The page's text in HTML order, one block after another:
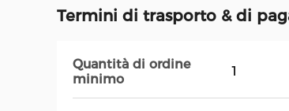
Termini di trasporto & di
Quantità di ordine
minimo
1